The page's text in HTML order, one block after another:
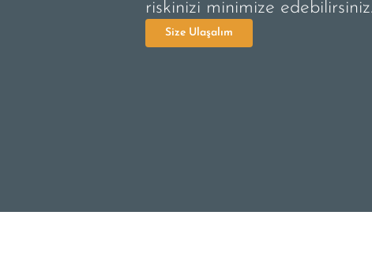
riskinizi minimize edebilirsiniz.
Size Ulaşalım